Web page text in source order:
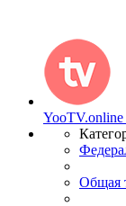
Общая